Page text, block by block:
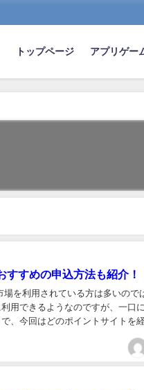
トップページ アプリゲー
すめの申込方法も紹介！
を利用されている方は多いので
用できるようなのですが、一口
、今回はどのポイントサイトを経